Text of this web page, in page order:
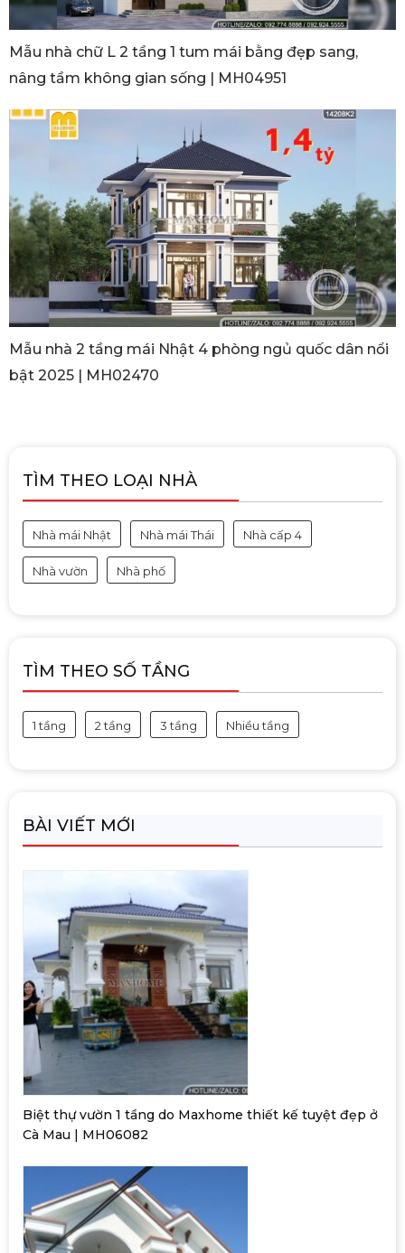
Mẫu nhà chữ L 2 tầng 1 tum mái bằng đẹp sang,
nâng tầm không gian sống | MH04951
Mẫu nhà 2 tầng mái Nhật 4 phòng ngủ quốc dân nổi
bật 2025 | MH02470
TÌM THEO LOẠI NHÀ
Nhà mái Nhật Nhà mái Thái Nhà cấp 4
Nhà vườn Nhà phố
TÌM THEO SỐ TẦNG
1 tầng 2 tầng 3 tầng Nhiều tầng
BÀI VIẾT MỚI
Biệt thự vườn 1 tầng do Maxhome thiết kế tuyệt đẹp ở
Cà Mau | MH06082